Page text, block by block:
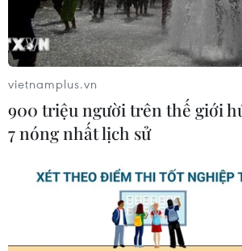
vietnamplus.vn
900 triệu người trên thế giới
7 nóng nhất lịch sử